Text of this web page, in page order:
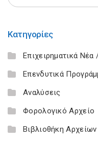
Κατηγορίες
Επιχειρηματικά
Επενδυτικά
Αναλύσεις
Φορολογικό Αρχείο
Βιβλιοθήκη Αρχείων